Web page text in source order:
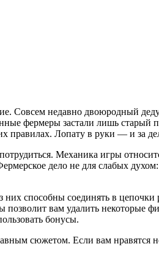
Совсем недавно двоюродный
фермеры застали лишь
правилах. Лопату в руки — и за
Механика игры
дело не для слабых
способны соединять в
вам удалить некоторые
бонусы.
сюжетом. Если вам нравятся